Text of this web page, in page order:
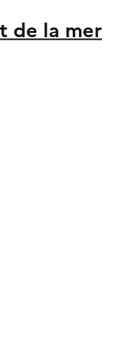
de la mer